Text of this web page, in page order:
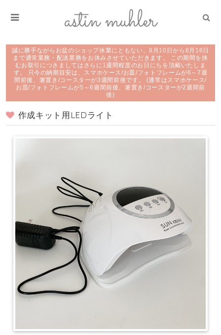
誠に勝手ながらお盆のショップ休業にともない、8月10日から8月16日
まで通常業務・配送業務をお休みさせていただきます。 この期間を挟
むお取引につきましてはさらに1週間程度のお日にちを頂戴いたしま
す。 只今の納期目安は、スマホケース/お皿/フォトフレームが6～7週
間前後、箸置き/コースターが3週間前後です。 (通常はスマホケース/
お皿/フォトフレームが5～6週間前後、箸置き/コースターが2週間前
後)
作成キット用LEDライト